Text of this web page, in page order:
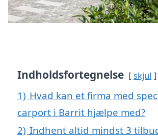
Indholdsfortegnelse skjul
1) Hvad kan et firma med
carport i Barrit hjælpe med?
2) Indhent altid mindst 3